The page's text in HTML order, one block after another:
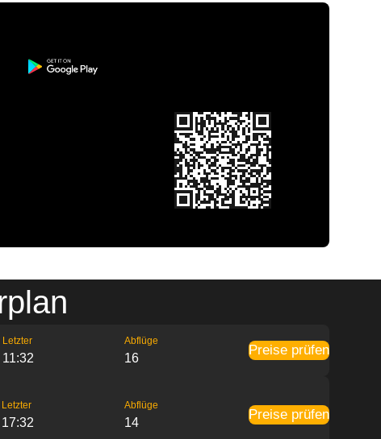
Letzter
11:32
Abflüge
16
Preise prüfen
Letzter
17:32
Abflüge
14
Preise prüfen